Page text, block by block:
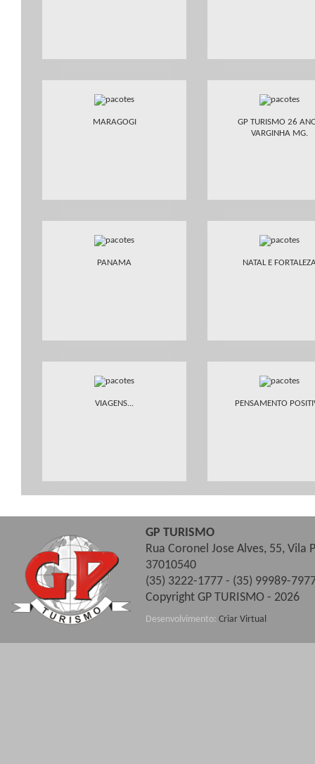
MARAGOGI
GP TURISMO 26
VARGINHA MG.
PANAMA NATAL E
VIAGENS... PENSAMENTO
GP TURISMO
Rua Coronel Jose Alves, 55, Vila
37010540
(35) 3222-1777 - (35) 99989-
Copyright GP TURISMO - 2026
Desenvolvimento: Criar Virtual